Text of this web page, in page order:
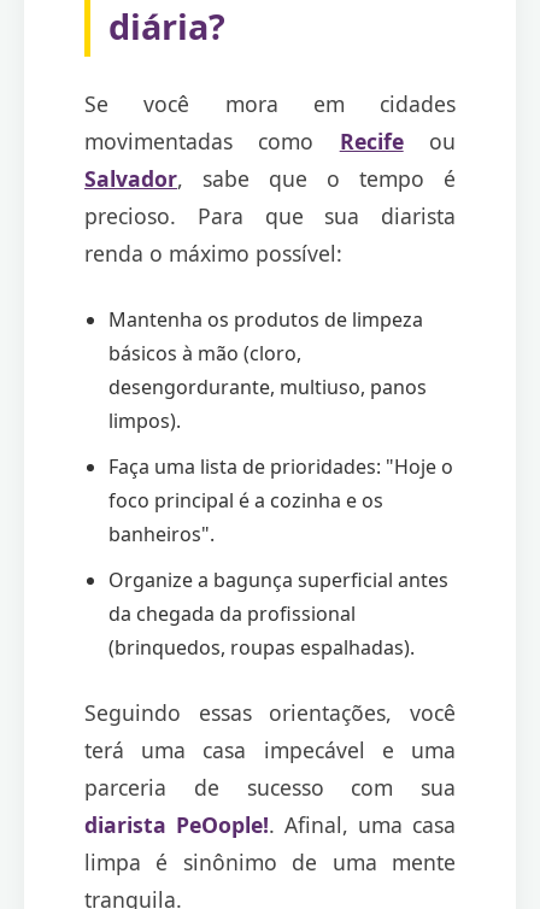
diária?
Se você mora em cidades
movimentadas como Recifeou
Salvador, sabe que o tempo é
precioso. Para que sua diarista
renda o máximo possível:
Mantenha os produtos de limpeza
básicos à mão (cloro,
desengordurante, multiuso, panos
limpos).
Faça uma lista de prioridades: "Hoje o
foco principal é a cozinha e os
banheiros".
Organize a bagunça superficial antes
da chegada da profissional
(brinquedos, roupas espalhadas).
Seguindo essas orientações, você
terá uma casa impecável e uma
parceria de sucesso com sua
diarista PeOople!. Afinal, uma casa
limpa é sinônimo de uma mente
tranquila.